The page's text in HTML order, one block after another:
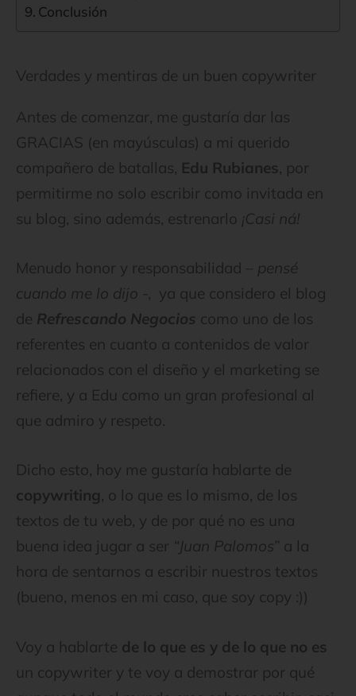
Conclusión
Verdades y mentiras de un buen copywriter
Antes de comenzar, me gustaría dar las
GRACIAS (en mayúsculas) a mi querido
compañero de batallas, Edu Rubianes, por
permitirme no solo escribir como invitada en
su blog, sino además, estrenarlo ¡Casi ná!
Menudo honor y responsabilidad – pensé
cuando me lo dijo -, ya que considero el blog
de Refrescando Negocios como uno de los
referentes en cuanto a contenidos de valor
relacionados con el diseño y el marketing se
refiere, y a Edu como un gran profesional al
que admiro y respeto.
Dicho esto, hoy me gustaría hablarte de
copywriting, o lo que es lo mismo, de los
textos de tu web, y de por qué no es una
buena idea jugar a ser “Juan Palomos” a la
hora de sentarnos a escribir nuestros textos
(bueno, menos en mi caso, que soy copy :))
Voy a hablarte de lo que es y de lo que no es
un copywriter y te voy a demostrar por qué